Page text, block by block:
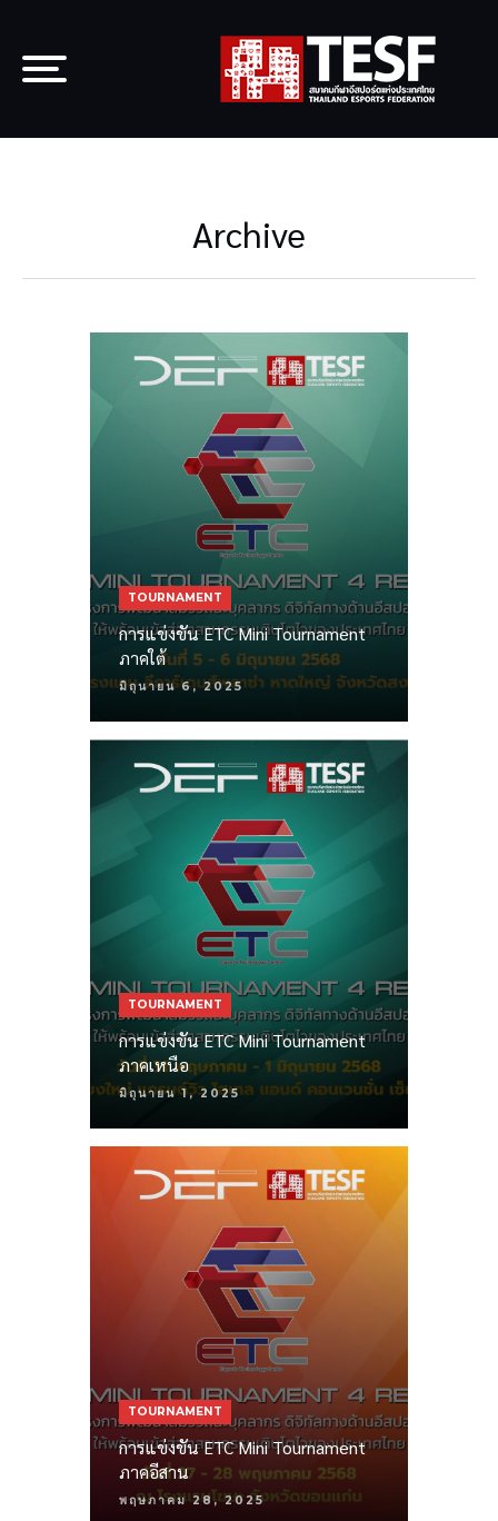
Archive
TOURNAMENT
การแข่งขัน ETC Mini Tournament
ภาคใต้
มิถุนายน 6, 2025
TOURNAMENT
การแข่งขัน ETC Mini Tournament
ภาคเหนือ
มิถุนายน 1, 2025
TOURNAMENT
การแข่งขัน ETC Mini Tournament
ภาคอีสาน
พฤษภาคม 28, 2025